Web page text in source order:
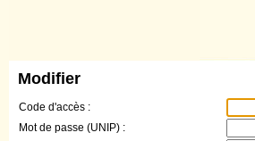
Modifier
Code d'accès :
Mot de passe (UNIP) :